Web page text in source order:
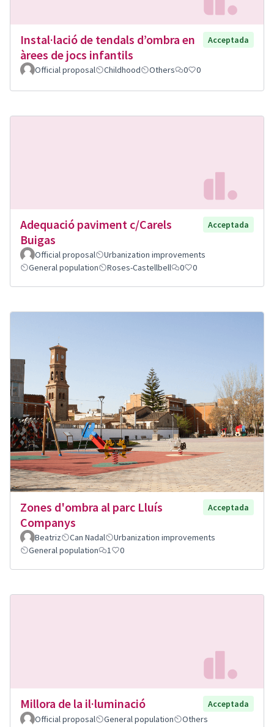
Instal·lació de tendals d’ombra en
àrees de jocs infantils
Acceptada
Official proposal Childhood Others 0 0
Adequació paviment c/Carels
Buigas
Acceptada
Official proposal
Urbanization improvements
General population
Roses-Castellbell 0 0
Zones d'ombra al parc Lluís
Companys
Acceptada
Beatriz Can Nadal
Urbanization improvements
General population
1 0
Millora de la il·luminació
Acceptada
Official proposal
General population
Others